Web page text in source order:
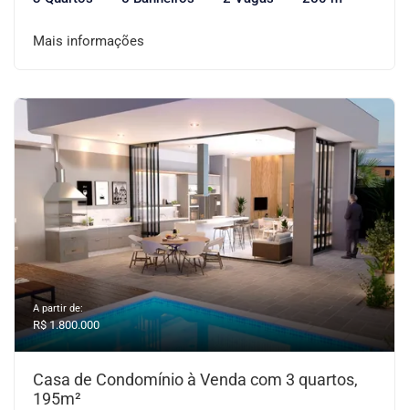
Mais informações
A partir de:
R$ 1.800.000
Casa de Condomínio à Venda com 3 quartos,
195m²